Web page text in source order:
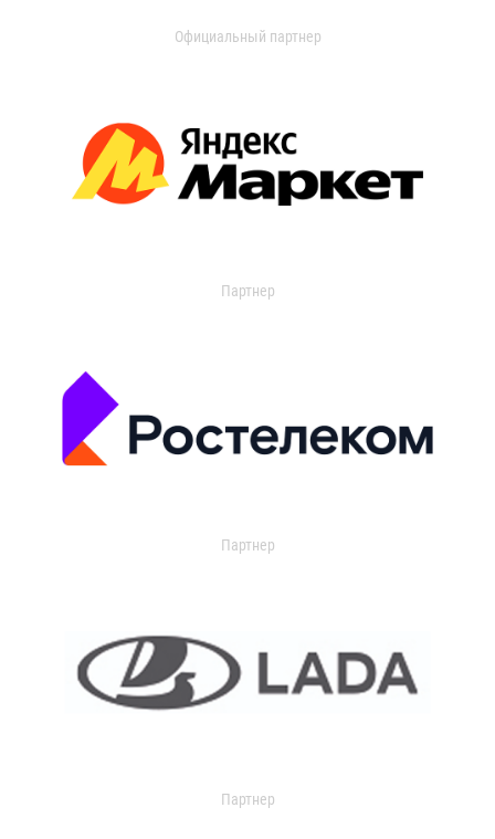
Официальный партнер
Партнер
Партнер
Партнер